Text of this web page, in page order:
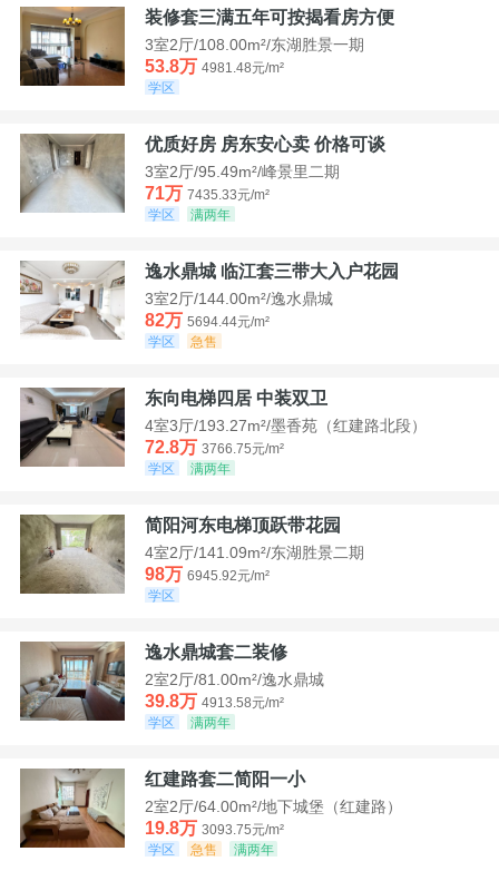
装修套三满五年可按揭看房方便
3室2厅/108.00m²/东湖胜景一期
53.8万 4981.48元/m²
学区
优质好房 房东安心卖 价格可谈
3室2厅/95.49m²/峰景里二期
71万 7435.33元/m²
学区
满两年
逸水鼎城 临江套三带大入户花园
3室2厅/144.00m²/逸水鼎城
82万 5694.44元/m²
学区
急售
东向电梯四居 中装双卫
4室3厅/193.27m²/墨香苑（红建路北段）
72.8万 3766.75元/m²
学区
满两年
简阳河东电梯顶跃带花园
4室2厅/141.09m²/东湖胜景二期
98万 6945.92元/m²
学区
逸水鼎城套二装修
2室2厅/81.00m²/逸水鼎城
39.8万 4913.58元/m²
学区
满两年
红建路套二简阳一小
2室2厅/64.00m²/地下城堡（红建路）
19.8万 3093.75元/m²
学区
急售 满两年